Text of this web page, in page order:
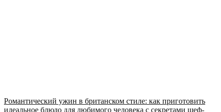
Романтический ужин в британском стиле: как приготовить
идеальное блюдо для любимого человека с секретами шеф-